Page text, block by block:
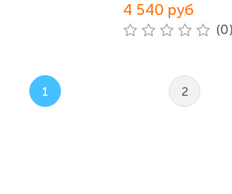
4 540 руб
1 2